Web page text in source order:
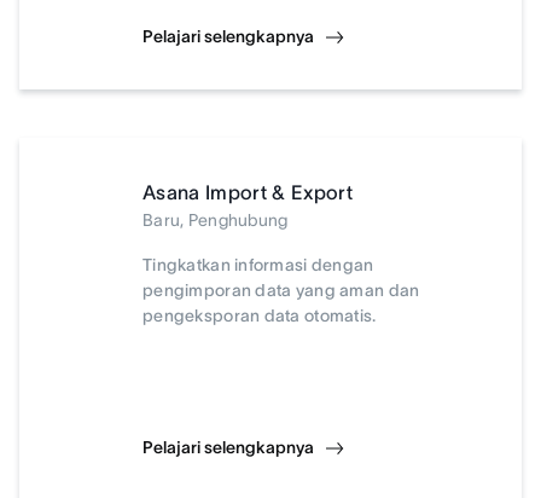
Pelajari selengkapnya
Asana Import & Export
Baru, Penghubung
Tingkatkan informasi dengan
pengimporan data yang aman dan
pengeksporan data otomatis.
Pelajari selengkapnya